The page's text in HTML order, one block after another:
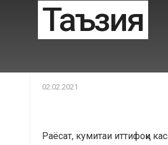
Таъзия
02.02.2021
Раёсат, кумитаи иттифоқи